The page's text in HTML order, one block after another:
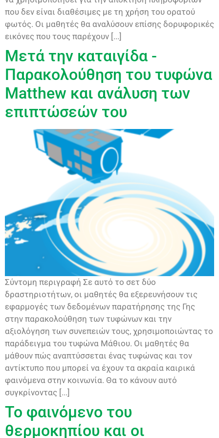
που δεν είναι διαθέσιμες με τη χρήση του ορατού
φωτός. Οι μαθητές θα αναλύσουν επίσης δορυφορικές
εικόνες που τους παρέχουν [...]
Μετά την καταιγίδα -
Παρακολούθηση του τυφώνα
Matthew και ανάλυση των
επιπτώσεών του
Σύντομη περιγραφή Σε αυτό το σετ δύο
δραστηριοτήτων, οι μαθητές θα εξερευνήσουν τις
εφαρμογές των δεδομένων παρατήρησης της Γης
στην παρακολούθηση των τυφώνων και την
αξιολόγηση των συνεπειών τους, χρησιμοποιώντας το
παράδειγμα του τυφώνα Μάθιου. Οι μαθητές θα
μάθουν πώς αναπτύσσεται ένας τυφώνας και τον
αντίκτυπο που μπορεί να έχουν τα ακραία καιρικά
φαινόμενα στην κοινωνία. Θα το κάνουν αυτό
συγκρίνοντας [...]
Το φαινόμενο του
θερμοκηπίου και οι